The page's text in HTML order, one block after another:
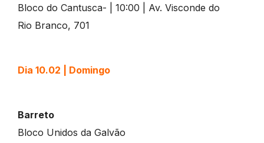
Bloco do Cantusca- | 10:00 | Av. Visconde do
Rio Branco, 701
Dia 10.02 | Domingo
Barreto
Bloco Unidos da Galvão